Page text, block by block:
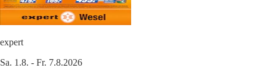
expert
Sa. 1.8. - Fr. 7.8.2026